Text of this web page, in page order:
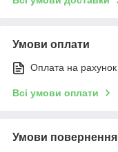
Умови оплати
Оплата на рахунок
Всі умови оплати
Умови повернення